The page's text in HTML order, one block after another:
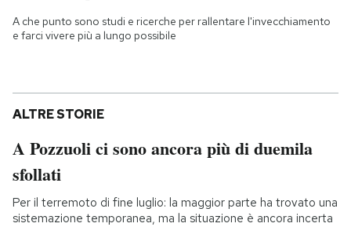
A che punto sono studi e ricerche per rallentare l'invecchiamento
e farci vivere più a lungo possibile
ALTRE STORIE
A Pozzuoli ci sono ancora più di duemila
sfollati
Per il terremoto di fine luglio: la maggior parte ha trovato una
sistemazione temporanea, ma la situazione è ancora incerta